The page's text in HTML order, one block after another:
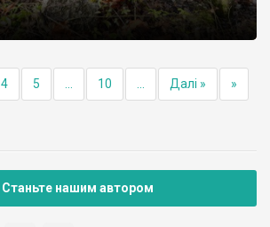
4 5 10 Далі » »
Станьте нашим автором